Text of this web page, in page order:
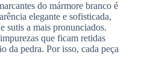
do mármore branco é
elegante e sofisticada,
sutis a mais pronunciados.
que ficam retidas
da pedra. Por isso, cada peça